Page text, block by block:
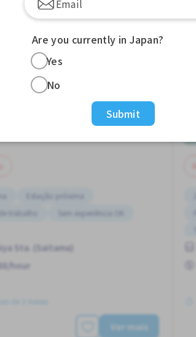
Sta. (Tokyo)
trabalho
Sem experiência OK
Sta. (Saitama)
hour
Ver mais
Are you currently in Japan?
Yes
No
Submit